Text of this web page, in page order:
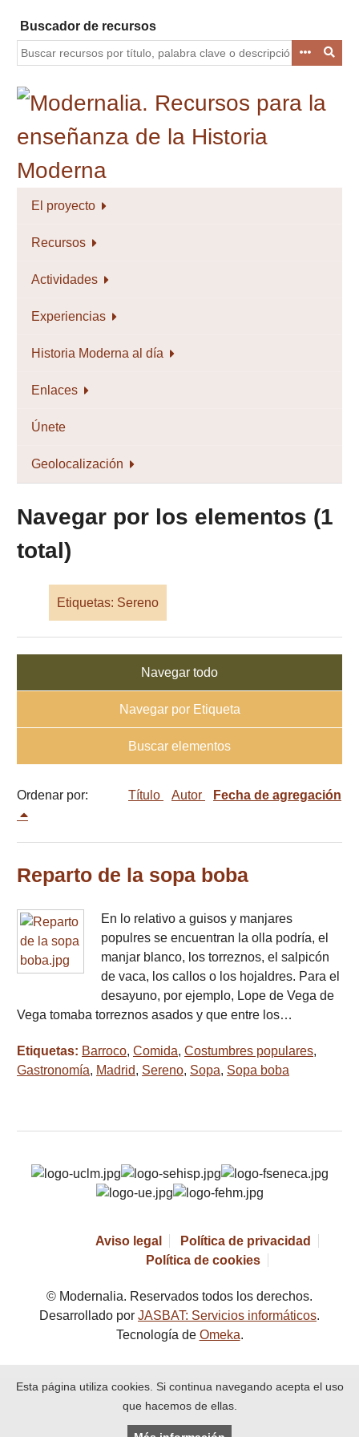
contenido
principal
Buscador de recursos
El proyecto
Recursos
Actividades
Experiencias
Historia Moderna al día
Enlaces
Únete
Geolocalización
Navegar por los elementos (1
total)
Etiquetas: Sereno
Navegar todo
Navegar por Etiqueta
Buscar elementos
Ordenar por: Título Autor Fecha de agregación
Reparto de la sopa boba
En lo relativo a guisos y manjares
populres se encuentran la olla podría, el
manjar blanco, los torreznos, el salpicón
de vaca, los callos o los hojaldres. Para el
desayuno, por ejemplo, Lope de Vega de
Vega tomaba torreznos asados y que entre los…
Etiquetas: Barroco, Comida, Costumbres populares,
Gastronomía, Madrid, Sereno, Sopa, Sopa boba
Aviso legal
Política de privacidad
Política de cookies
© Modernalia. Reservados todos los derechos.
Desarrollado por JASBAT: Servicios informáticos.
Tecnología de Omeka.
Esta página utiliza cookies. Si continua navegando acepta el uso
que hacemos de ellas.